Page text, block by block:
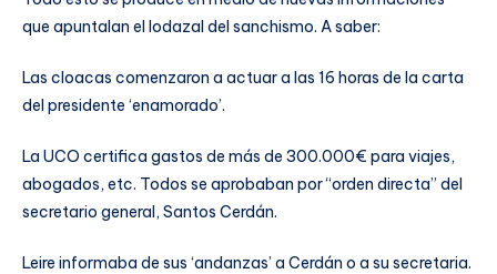
que apuntalan el lodazal del sanchismo. A saber:
Las cloacas comenzaron a actuar a las 16 horas de la carta
del presidente ‘enamorado’.
La UCO certifica gastos de más de 300.000€ para viajes,
abogados, etc. Todos se aprobaban por “orden directa” del
secretario general, Santos Cerdán.
Leire informaba de sus ‘andanzas’ a Cerdán o a su secretaria.